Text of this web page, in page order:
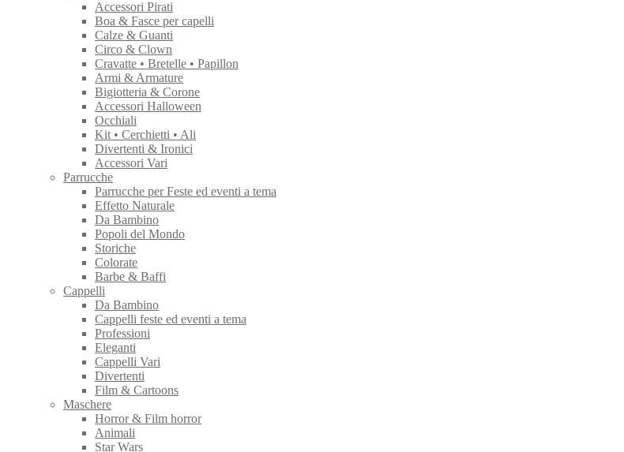
Accessori Pirati
Boa & Fasce per capelli
Calze & Guanti
Circo & Clown
Cravatte • Bretelle • Papillon
Armi & Armature
Bigiotteria & Corone
Accessori Halloween
Occhiali
Kit • Cerchietti • Ali
Divertenti & Ironici
Accessori Vari
Parrucche
Parrucche per Feste ed eventi a tema
Effetto Naturale
Da Bambino
Popoli del Mondo
Storiche
Colorate
Barbe & Baffi
Cappelli
Da Bambino
Cappelli feste ed eventi a tema
Professioni
Eleganti
Cappelli Vari
Divertenti
Film & Cartoons
Maschere
Horror & Film horror
Animali
Star Wars